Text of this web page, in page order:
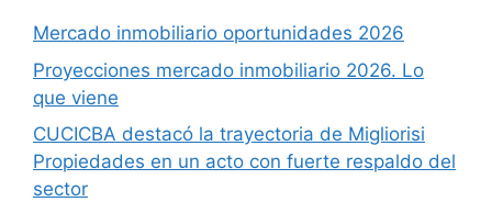
Mercado inmobiliario oportunidades 2026
Proyecciones mercado inmobiliario 2026. Lo
que viene
CUCICBA destacó la trayectoria de Migliorisi
Propiedades en un acto con fuerte respaldo del
sector